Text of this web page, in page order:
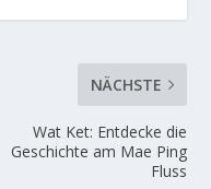
NÄCHSTE
Wat Ket: Entdecke die
Geschichte am Mae Ping
Fluss